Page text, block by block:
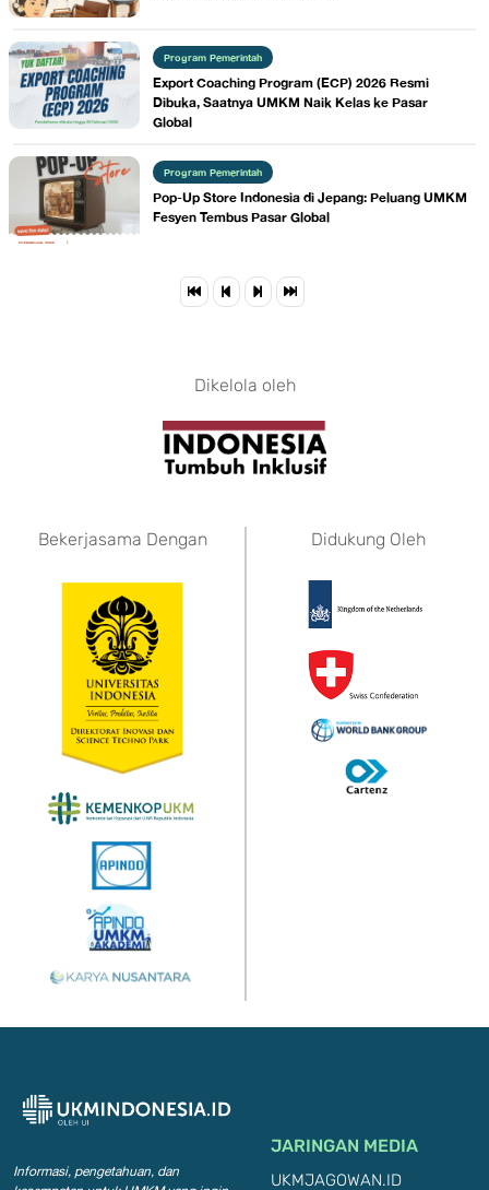
Program Pemerintah
Export Coaching Program (ECP) 2026 Resmi
Dibuka, Saatnya UMKM Naik Kelas ke Pasar
Global
Program Pemerintah
Pop-Up Store Indonesia di Jepang: Peluang UMKM
Fesyen Tembus Pasar Global
Dikelola oleh
Bekerjasama Dengan Didukung Oleh
Informasi, pengetahuan, dan
JARINGAN MEDIA
UKMJAGOWAN.ID